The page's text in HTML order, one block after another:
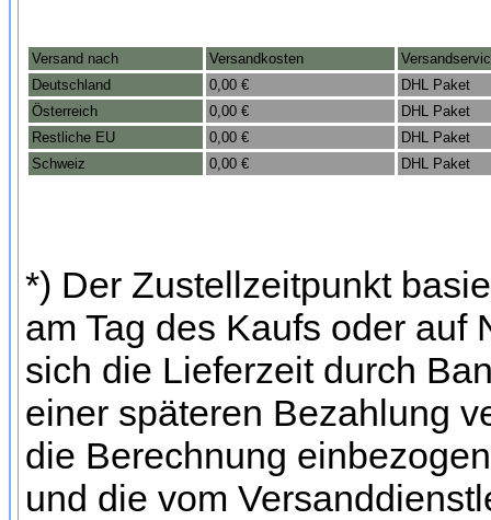
Versand nach Versandkosten
Deutschland
0,00 €
DHL Paket
Österreich
0,00 €
DHL Paket
Restliche EU
0,00 €
DHL Paket
Schweiz
0,00 € DHL Paket
*) Der Zustellzeitpunkt
am Tag des Kaufs oder
sich die Lieferzeit durch
einer späteren Bezahlung
die Berechnung
und die vom